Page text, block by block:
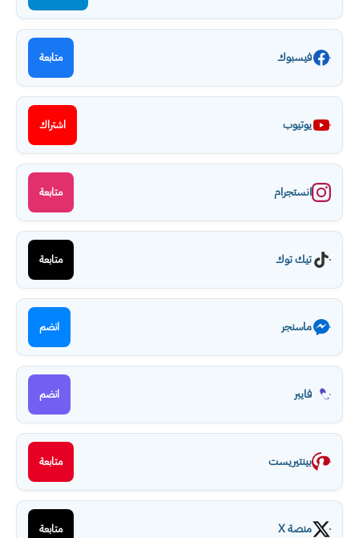
فيسبوك متابعة
يوتيوب اشتراك
انستجرام متابعة
تيك توك متابعة
ماسنجر انضم
فايبر انضم
بينتيريست متابعة
منصة X متابعة